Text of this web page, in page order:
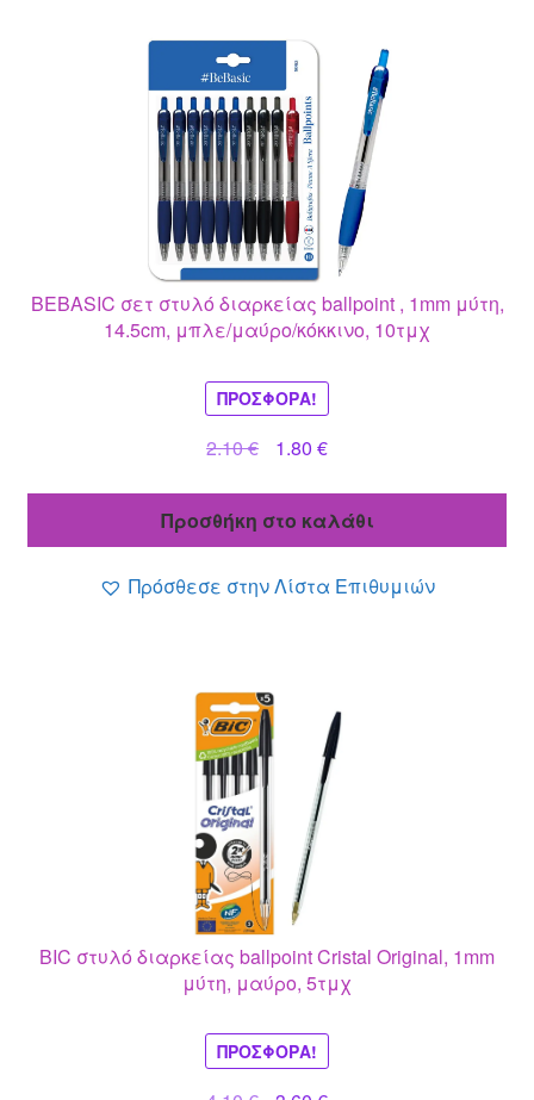
BEBASIC σετ στυλό διαρκείας ballpoint , 1mm μύτη,
14.5cm, μπλε/μαύρο/κόκκινο, 10τμχ
ΠΡΟΣΦΟΡΆ!
2.10€
Original
2.10 €.
1.80 €Η
είναι:
Προσθήκη στο καλάθι
Πρόσθεσε στην Λίστα Επιθυμιών
BIC στυλό διαρκείας ballpoint Cristal Original, 1mm
μύτη, μαύρο, 5τμχ
ΠΡΟΣΦΟΡΆ!